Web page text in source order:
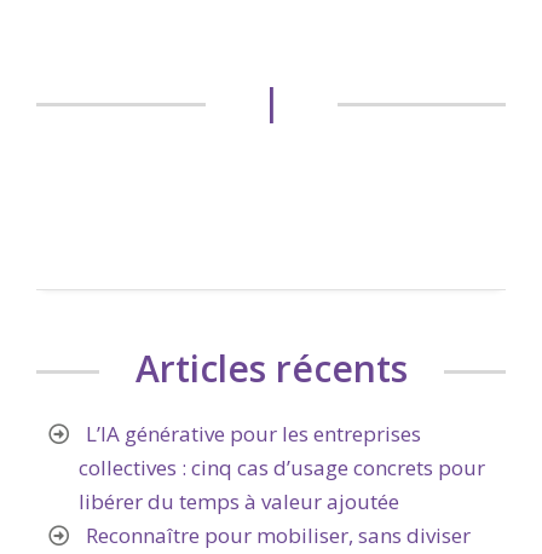
|
Articles récents
L’IA générative pour les entreprises
collectives : cinq cas d’usage concrets pour
libérer du temps à valeur ajoutée
Reconnaître pour mobiliser, sans diviser